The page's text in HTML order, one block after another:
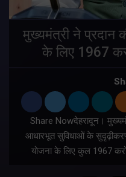
मुख्यमंत्री ने प्रदान
के लिए 1967
Share Nowदेहरादून।
आधारभूत सुविधाओं के
योजना के लिए कुल 1967